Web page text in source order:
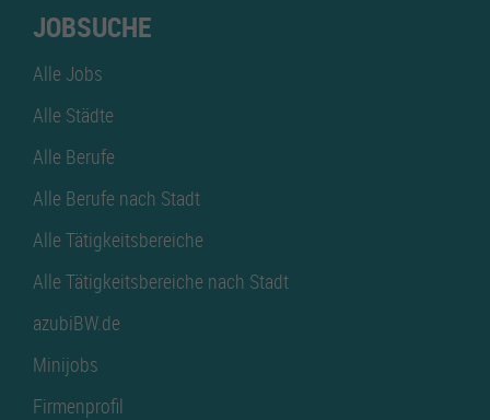
JOBSUCHE
Alle Jobs
Alle Städte
Alle Berufe
Alle Berufe nach Stadt
Alle Tätigkeitsbereiche
Alle Tätigkeitsbereiche nach Stadt
azubiBW.de
Minijobs
Firmenprofil